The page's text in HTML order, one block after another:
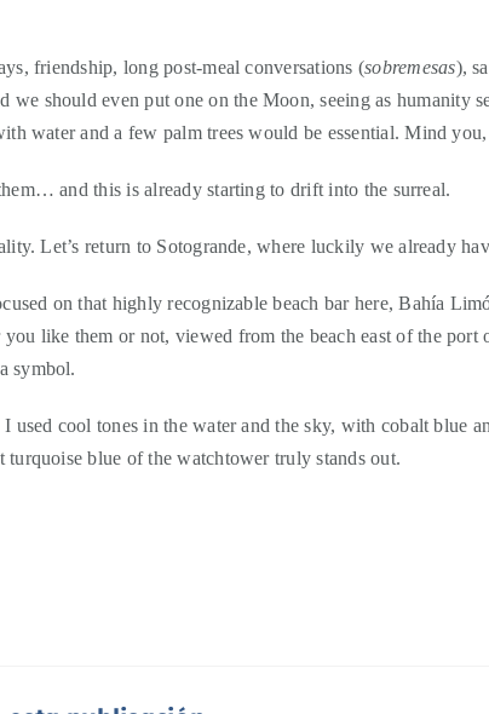
friendship, long post-meal conversations (sobremesas),
we should even put one on the Moon, seeing as humanity
water and a few palm trees would be essential. Mind
and this is already starting to drift into the surreal.
Let’s return to Sotogrande, where luckily we already
on that highly recognizable beach bar here, Bahía
like them or not, viewed from the beach east of the port
symbol.
used cool tones in the water and the sky, with cobalt blue
turquoise blue of the watchtower truly stands out.